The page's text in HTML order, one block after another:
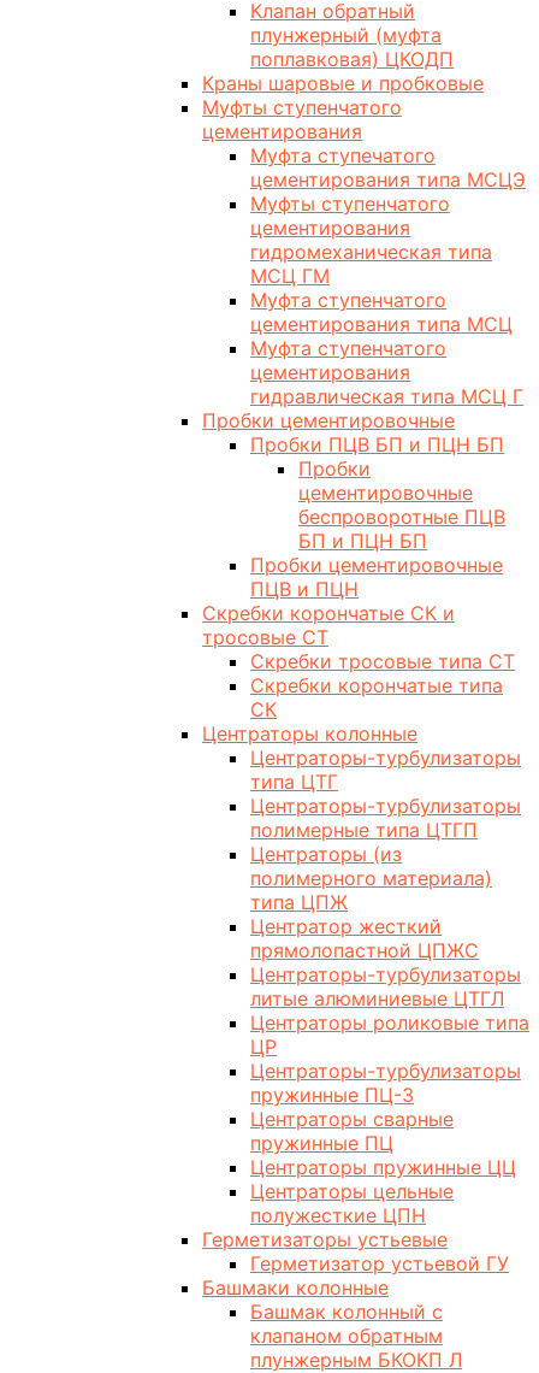
Клапан обратный
плунжерный (муфта
поплавковая) ЦКОДП
Краны шаровые и пробковые
Муфты ступенчатого
цементирования
Муфта ступечатого
цементирования типа МСЦЭ
Муфты ступенчатого
цементирования
гидромеханическая типа
МСЦ ГМ
Муфта ступенчатого
цементирования типа МСЦ
Муфта ступенчатого
цементирования
гидравлическая типа МСЦ Г
Пробки цементировочные
Пробки ПЦВ БП и ПЦН БП
Пробки
цементировочные
беспроворотные ПЦВ
БП и ПЦН БП
Пробки цементировочные
ПЦВ и ПЦН
Скребки корончатые СК и
тросовые СТ
Скребки тросовые типа СТ
Скребки корончатые типа
СК
Центраторы колонные
Центраторы-турбулизаторы
типа ЦТГ
Центраторы-турбулизаторы
полимерные типа ЦТГП
Центраторы (из
полимерного материала)
типа ЦПЖ
Центратор жесткий
прямолопастной ЦПЖС
Центраторы-турбулизаторы
литые алюминиевые ЦТГЛ
Центраторы роликовые типа
ЦР
Центраторы-турбулизаторы
пружинные ПЦ-3
Центраторы сварные
пружинные ПЦ
Центраторы пружинные ЦЦ
Центраторы цельные
полужесткие ЦПН
Герметизаторы устьевые
Герметизатор устьевой ГУ
Башмаки колонные
Башмак колонный с
клапаном обратным
плунжерным БКОКП Л